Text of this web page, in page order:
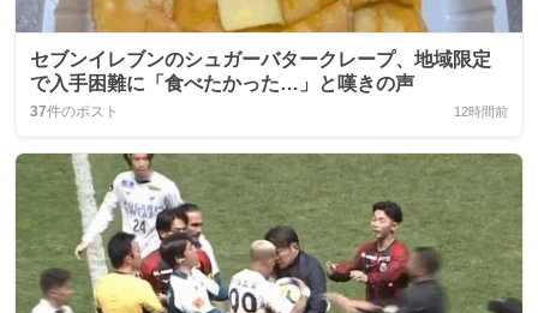
セブンイレブンのシュガーバタークレープ、地域限定
で入手困難に「食べたかった…」と嘆きの声
37件のポスト 12時間前